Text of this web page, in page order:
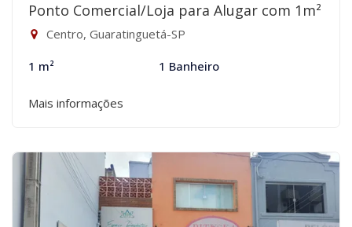
Ponto Comercial/Loja para Alugar com 1m²
Centro, Guaratinguetá-SP
1 m² 1 Banheiro
Mais informações